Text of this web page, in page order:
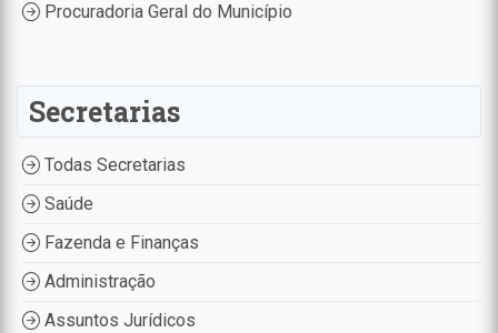
Procuradoria Geral do Município
Secretarias
Todas Secretarias
Saúde
Fazenda e Finanças
Administração
Assuntos Jurídicos